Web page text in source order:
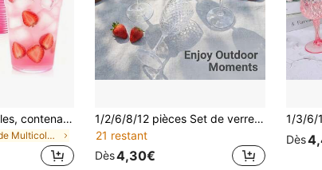
Gobelets réutilisables, contenants durables résistants aux fissures avec finition brillante, convenant pour les enterrements de vie de jeune fille, les douches de mariée, les soirées cocktails, la décoration de table pour les soirées champagne
de Multicolore Verres à champagne et verres à cock
1/2/6/8/12 pièces Set de verres à vin en plastique incassables, gobelets pour boire à la plage - Vaisselle réutilisable durable pour une utilisation intérieure et extérieure - Convient pour les fêtes en plein air, les fêtes de piscine, les fêtes de plage d'été, peut également être utilisé pour faire des jus, des glaces, du yaourt ou tout autre dessert froid
21 restant
Dès4,30€
Dès